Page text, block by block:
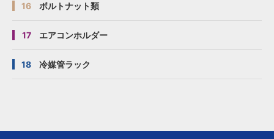
16 ボルトナット類
17 エアコンホルダー
18 冷媒管ラック